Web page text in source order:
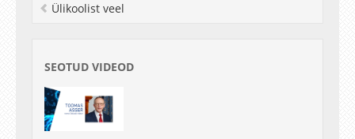
Ülikoolist veel
SEOTUD VIDEOD